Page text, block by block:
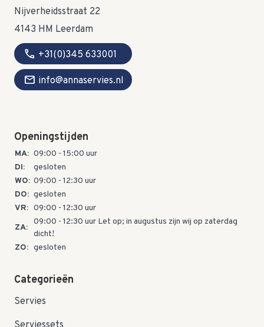
Nijverheidsstraat 22
4143 HM Leerdam
call +31(0)345 633001
mail info@annaservies.nl
Openingstijden
MA: 09:00 - 15:00 uur
DI:
gesloten
WO: 09:00 - 12:30 uur
DO: gesloten
VR: 09:00 - 12:30 uur
ZA:
09:00 - 12:30 uur Let op; in augustus zijn wij op zaterdag
dicht!
ZO: gesloten
Categorieën
Servies